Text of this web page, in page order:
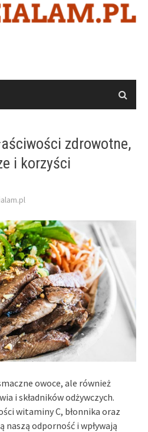
zdrowotne,
i korzyści
owoce, ale również
i składników odżywczych.
witaminy C, błonnika oraz
naszą odporność i wpływają